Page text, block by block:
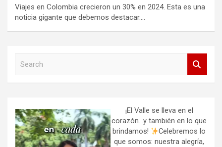
Viajes en Colombia crecieron un 30% en 2024. Esta es una
noticia gigante que debemos destacar.…
h
¡El Valle se lleva en el
corazón…y también en lo que
brindamos!
Celebremos lo
que somos: nuestra alegría,